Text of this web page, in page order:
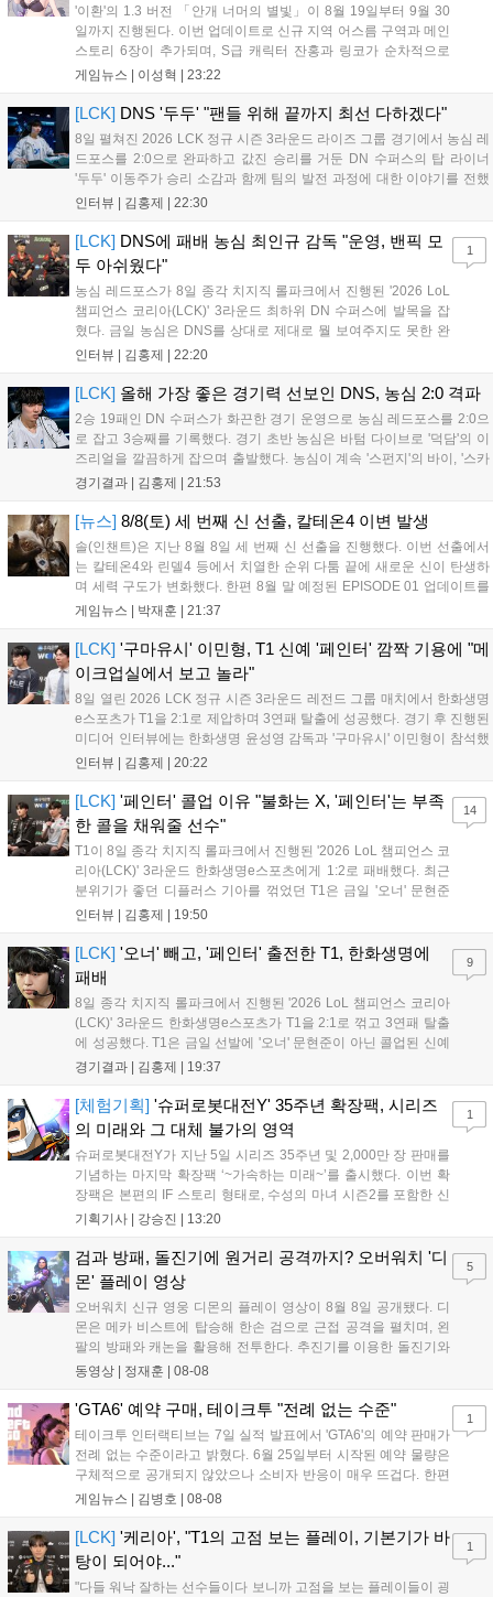
'이환'의 1.3 버전 「안개 너머의 별빛」이 8월 19일부터 9월 30
일까지 진행된다. 이번 업데이트로 신규 지역 어스름 구역과 메인
스토리 6장이 추가되며, S급 캐릭터 잔홍과 링코가 순차적으로
등장한다. 여름 시즌을 맞아 비치발리볼, 수상 오토바이 등 다채
의성도 강화된다. 8월 11일까지 사용 가능한 교환 코드 3종이 제
공되며, 상세 일정은 공식 채널을 통해 확인할 수 있다....
게임뉴스 | 이성혁 23:22
[LCK] DNS '두두' "팬들 위해 끝까지 최선 다하겠다"
8일 펼쳐진 2026 LCK 정규 시즌 3라운드 라이즈 그룹 경기에서 농심 레
드포스를 2:0으로 완파하고 값진 승리를 거둔 DN 수퍼스의 탑 라이너
'두두' 이동주가 승리 소감과 함께 팀의 발전 과정에 대한 이야기를 전했
다. 먼저 오랜만의 2:0 완승에 대해 '두두'는 "진짜 오랜만에 거둔 2:0 승
인터뷰 | 김홍제 22:30
[LCK] DNS에 패배 농심 최인규 감독 "운영, 밴픽 모
두 아쉬웠다"
농심 레드포스가 8일 종각 치지직 롤파크에서 진행된 '2026 LoL
챔피언스 코리아(LCK)' 3라운드 최하위 DN 수퍼스에 발목을 잡
혔다. 금일 농심은 DNS를 상대로 제대로 뭘 보여주지도 못한 완
패를 당하고 말았다. 이하 농심 레드포스 최인규 감독과 '리헨즈'
인규 감독 : 모든 경...
인터뷰 | 김홍제 22:20
1
[LCK] 올해 가장 좋은 경기력 선보인 DNS, 농심 2:0 격파
2승 19패인 DN 수퍼스가 화끈한 경기 운영으로 농심 레드포스를 2:0으
로 잡고 3승째를 기록했다. 경기 초반 농심은 바텀 다이브로 '덕담'의 이
즈리얼을 깔끔하게 잡으며 출발했다. 농심이 계속 '스펀지'의 바이, '스카
웃'의 신드라가 맹활약하며 초반부터 잡은 주도권을 계속 잘 굴렸다.
었...
경기결과 | 김홍제 21:53
[뉴스] 8/8(토) 세 번째 신 선출, 칼테온4 이변 발생
솔(인챈트)은 지난 8월 8일 세 번째 신 선출을 진행했다. 이번 선출에서
는 칼테온4와 린델4 등에서 치열한 순위 다툼 끝에 새로운 신이 탄생하
며 세력 구도가 변화했다. 한편 8월 말 예정된 EPISODE 01 업데이트를
통해 월드 콘텐츠가 추가될 예정이며, 이를 통해 추후 주신 및 절대신에
더욱 가속화될 전망이다....
게임뉴스 | 박재훈 21:37
[LCK] '구마유시' 이민형, T1 신예 '페인터' 깜짝 기용에 "메
이크업실에서 보고 놀라"
8일 열린 2026 LCK 정규 시즌 3라운드 레전드 그룹 매치에서 한화생명
e스포츠가 T1을 2:1로 제압하며 3연패 탈출에 성공했다. 경기 후 진행된
미디어 인터뷰에는 한화생명 윤성영 감독과 '구마유시' 이민형이 참석했
다. 먼저 승리 소감에 대해 윤성영 감독은 "오랜만에 승리해 기분이 좋고,
인터뷰 | 김홍제 20:22
[LCK] '페인터' 콜업 이유 "불화는 X, '페인터'는 부족
한 콜을 채워줄 선수"
T1이 8일 종각 치지직 롤파크에서 진행된 '2026 LoL 챔피언스 코
리아(LCK)' 3라운드 한화생명e스포츠에게 1:2로 패배했다. 최근
분위기가 좋던 디플러스 기아를 꺾었던 T1은 금일 '오너' 문현준
을 빼고 신예 '페인터' 김은후를 투입시키는 강수를 뒀으나 결국
즈' 김수환의 인터뷰 내...
인터뷰 | 김홍제 19:50
14
[LCK] '오너' 빼고, '페인터' 출전한 T1, 한화생명에
패배
8일 종각 치지직 롤파크에서 진행된 '2026 LoL 챔피언스 코리아
(LCK)' 3라운드 한화생명e스포츠가 T1을 2:1로 꺾고 3연패 탈출
에 성공했다. T1은 금일 선발에 '오너' 문현준이 아닌 콜업된 신예
'페인터' 김은후를 투입했지만, 결국 1:2로 패배하고 말았다. T1은
을 빼냈다....
경기결과 | 김홍제 19:37
9
[체험기획] '슈퍼로봇대전Y' 35주년 확장팩, 시리즈
의 미래와 그 대체 불가의 영역
슈퍼로봇대전Y가 지난 5일 시리즈 35주년 및 2,000만 장 판매를
기념하는 마지막 확장팩 ‘~가속하는 미래~’를 출시했다. 이번 확
장팩은 본편의 IF 스토리 형태로, 수성의 마녀 시즌2를 포함한 신
규 참전작과 크로스오버 합체기를 선보이며 작품을 완결 짓는다.
하는 몰입감 있는 서사와 조합을 구현하며 시리즈의 미래를 향한
새로운 가능성을 제시했다....
기획기사 | 강승진 13:20
1
검과 방패, 돌진기에 원거리 공격까지? 오버워치 '디
몬' 플레이 영상
오버워치 신규 영웅 디몬의 플레이 영상이 8월 8일 공개됐다. 디
몬은 메카 비스트에 탑승해 한손 검으로 근접 공격을 펼치며, 왼
팔의 방패와 캐논을 활용해 전투한다. 추진기를 이용한 돌진기와
참격 형태의 궁극기를 보유했고, 메카 파괴 시 맨몸으로 기관총을
산의 영웅들 업데이트를 통해 정식 출시될 예정이다....
동영상 | 정재훈 08-08
5
'GTA6' 예약 구매, 테이크투 "전례 없는 수준"
테이크투 인터랙티브는 7일 실적 발표에서 'GTA6'의 예약 판매가
전례 없는 수준이라고 밝혔다. 6월 25일부터 시작된 예약 물량은
구체적으로 공개되지 않았으나 소비자 반응이 매우 뜨겁다. 한편
11월 19일 PS5와 Xbox 시리즈 X|S로 정식 출시될 예정이며, 록
상 'Grand Theft Auto VI: An Extended Look'을 최초 공개할 계획
이다....
게임뉴스 | 김병호 08-08
1
[LCK] '케리아', "T1의 고점 보는 플레이, 기본기가 바
탕이 되어야..."
"다들 워낙 잘하는 선수들이다 보니까 고점을 보는 플레이들이 굉
1